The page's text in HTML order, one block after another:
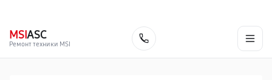
MSIASC
Ремонт техники MSI